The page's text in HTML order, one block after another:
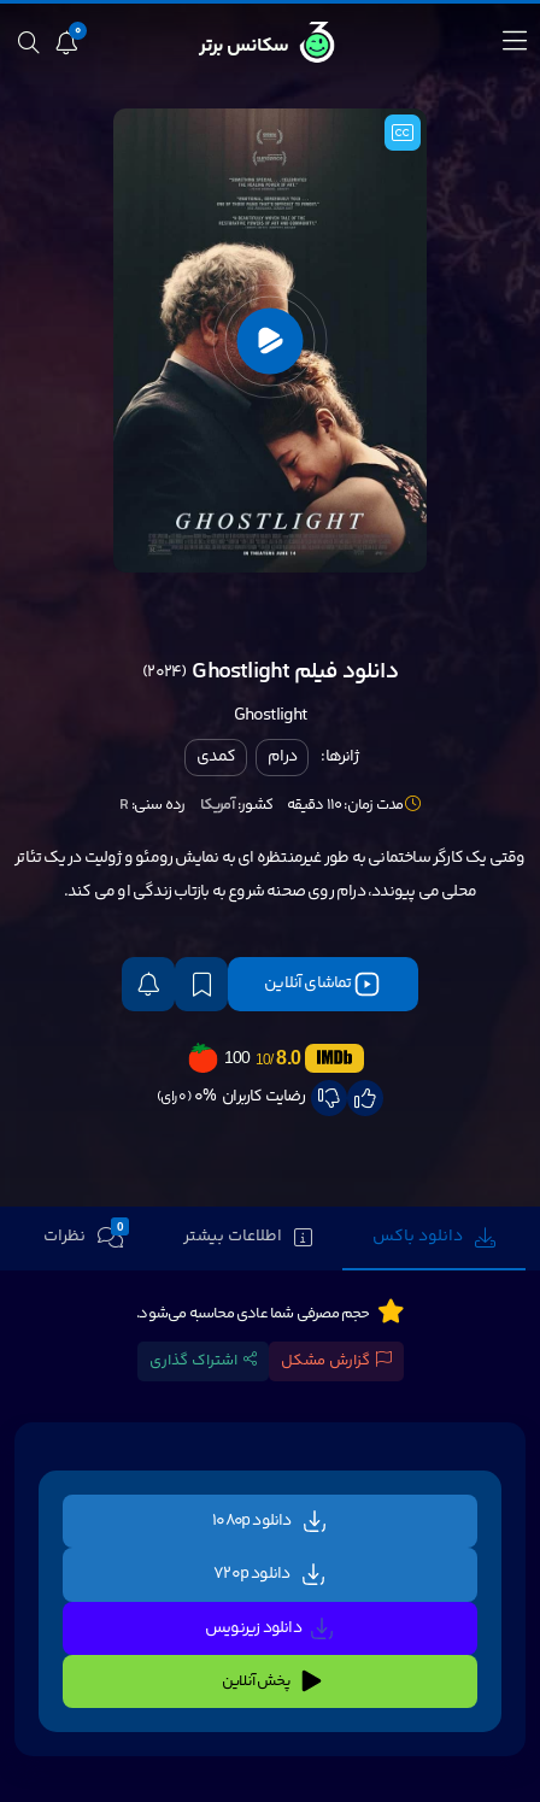
0
سکانس برتر
دانلود فیلم Ghostlight (2024)
Ghostlight
ژانرها: درام کمدی
مدت زمان: 110 دقیقه کشور:آمریکا رده سنی: R
وقتی یک کارگر ساختمانی به طور غیرمنتظره ای به نمایش رومئو و ژولیت در یک تئاتر
محلی می پیوندد، درام روی صحنه شروع به بازتاب زندگی او می کند.
تماشای آنلاین
8.0
/10
100
رضایت کاربران 0% (0 رای)
دانلود باکس اطلاعات بیشتر 0 نظرات
حجم مصرفی شما عادی محاسبه می‌شود.
گزارش مشکل
اشتراک گذاری
دانلود 1080p
دانلود 720p
دانلود زیرنویس
پخش آنلاین